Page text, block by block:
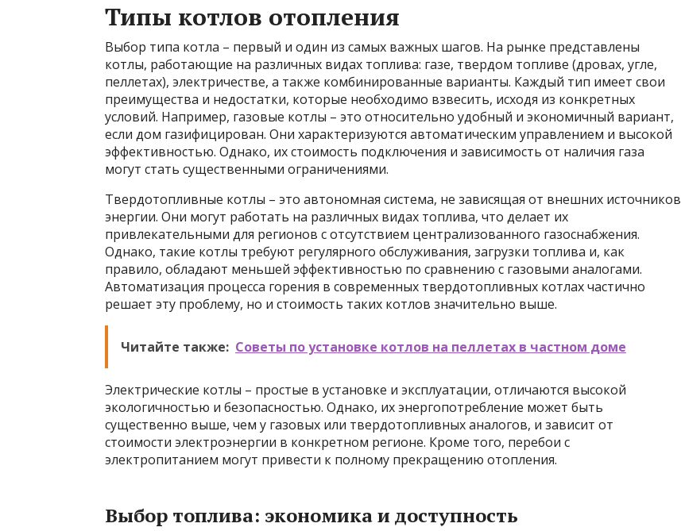
Типы котлов отопления
Выбор типа котла – первый и один из самых важных шагов. На рынке представлены
котлы, работающие на различных видах топлива: газе, твердом топливе (дровах, угле,
пеллетах), электричестве, а также комбинированные варианты. Каждый тип имеет свои
преимущества и недостатки, которые необходимо взвесить, исходя из конкретных
условий. Например, газовые котлы – это относительно удобный и экономичный вариант,
если дом газифицирован. Они характеризуются автоматическим управлением и высокой
эффективностью. Однако, их стоимость подключения и зависимость от наличия газа
могут стать существенными ограничениями.
Твердотопливные котлы – это автономная система, не зависящая от внешних источников
энергии. Они могут работать на различных видах топлива, что делает их
привлекательными для регионов с отсутствием централизованного газоснабжения.
Однако, такие котлы требуют регулярного обслуживания, загрузки топлива и, как
правило, обладают меньшей эффективностью по сравнению с газовыми аналогами.
Автоматизация процесса горения в современных твердотопливных котлах частично
решает эту проблему, но и стоимость таких котлов значительно выше.
Читайте также: Советы по установке котлов на пеллетах в частном доме
Электрические котлы – простые в установке и эксплуатации, отличаются высокой
экологичностью и безопасностью. Однако, их энергопотребление может быть
существенно выше, чем у газовых или твердотопливных аналогов, и зависит от
стоимости электроэнергии в конкретном регионе. Кроме того, перебои с
электропитанием могут привести к полному прекращению отопления.
Выбор топлива: экономика и доступность